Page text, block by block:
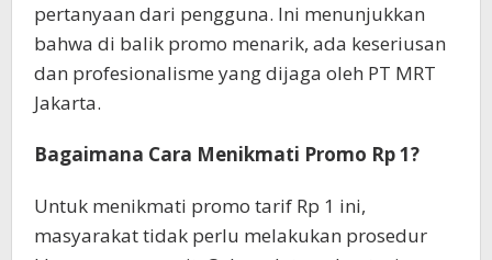
pertanyaan dari pengguna. Ini menunjukkan
bahwa di balik promo menarik, ada keseriusan
dan profesionalisme yang dijaga oleh PT MRT
Jakarta.
Bagaimana Cara Menikmati Promo Rp 1?
Untuk menikmati promo tarif Rp 1 ini,
masyarakat tidak perlu melakukan prosedur